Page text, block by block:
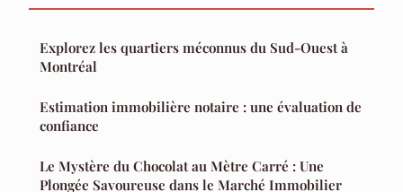
Explorez les quartiers méconnus du Sud-Ouest à
Montréal
Estimation immobilière notaire : une évaluation de
confiance
Le Mystère du Chocolat au Mètre Carré : Une
Plongée Savoureuse dans le Marché Immobilier